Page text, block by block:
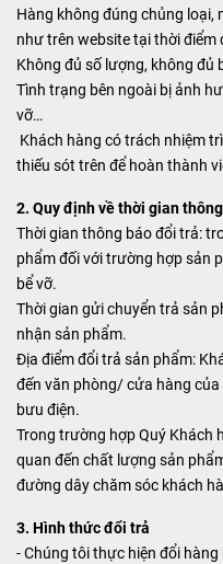
Hàng không đúng chủng
như trên website tại thời điểm
Không đủ số lượng, không đủ
Tình trạng bên ngoài bị ảnh
vỡ…
Khách hàng có trách nhiệm
thiếu sót trên để hoàn thành
2. Quy định về thời gian
Thời gian thông báo đổi trả:
phẩm đối với trường hợp sản
bể vỡ.
Thời gian gửi chuyển trả sản
nhận sản phẩm.
Địa điểm đổi trả sản phẩm:
đến văn phòng/ cửa hàng
bưu điện.
Trong trường hợp Quý Khách
quan đến chất lượng sản
đường dây chăm sóc khách
3. Hình thức đổi trả
- Chúng tôi thực hiện đổi